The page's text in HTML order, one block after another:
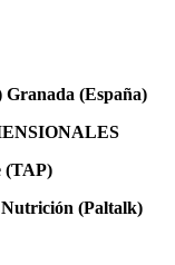
(España)
(TAP)
Nutrición (Paltalk)